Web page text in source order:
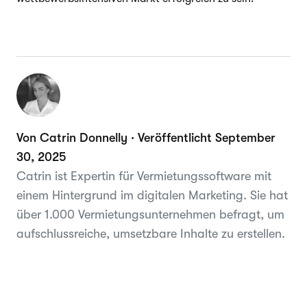
Von Catrin Donnelly · Veröffentlicht September
30, 2025
Catrin ist Expertin für Vermietungssoftware mit
einem Hintergrund im digitalen Marketing. Sie hat
über 1.000 Vermietungsunternehmen befragt, um
aufschlussreiche, umsetzbare Inhalte zu erstellen.